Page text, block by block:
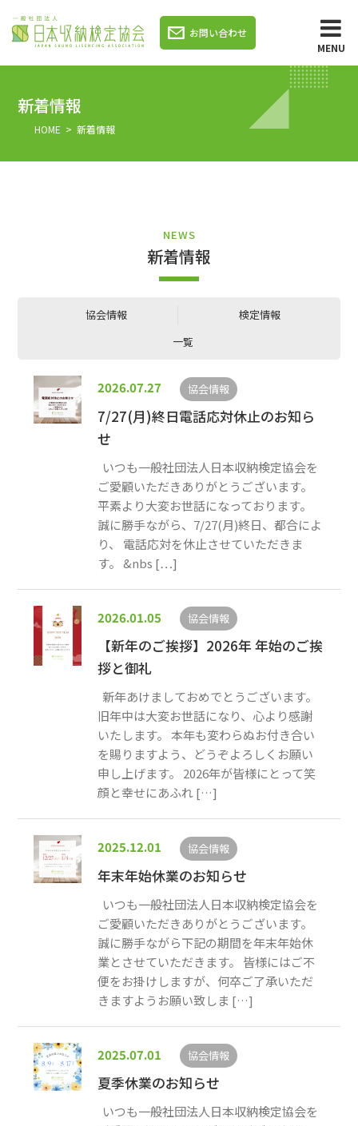
お問い合わせ
MENU
新着情報
HOME > 新着情報
NEWS
新着情報
協会情報
検定情報
一覧
2026.07.27 協会情報
7/27(月)終日電話応対休止のお知ら
せ
いつも一般社団法人日本収納検定協会を
ご愛顧いただきありがとうございます。
平素より大変お世話になっております。
誠に勝手ながら、7/27(月)終日、都合によ
り、 電話応対を休止させていただきま
す。 &nbs […]
2026.01.05 協会情報
【新年のご挨拶】2026年 年始のご挨
拶と御礼
新年あけましておめでとうございます。
旧年中は大変お世話になり、心より感謝
いたします。 本年も変わらぬお付き合い
を賜りますよう、どうぞよろしくお願い
申し上げます。 2026年が皆様にとって笑
顔と幸せにあふれ […]
2025.12.01 協会情報
年末年始休業のお知らせ
いつも一般社団法人日本収納検定協会を
ご愛顧いただきありがとうございます。
誠に勝手ながら下記の期間を年末年始休
業とさせていただきます。 皆様にはご不
便をお掛けしますが、何卒ご了承いただ
きますようお願い致しま […]
2025.07.01 協会情報
夏季休業のお知らせ
いつも一般社団法人日本収納検定協会を